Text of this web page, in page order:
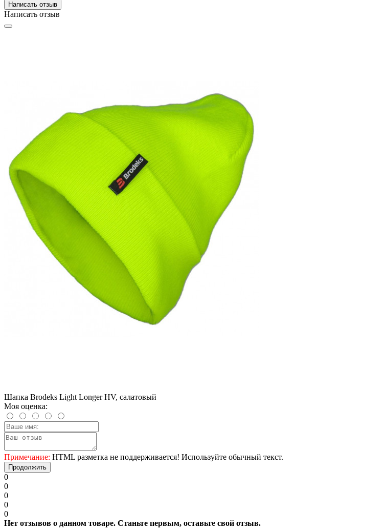
Написать отзыв
Написать отзыв
Шапка Brodeks Light Longer HV, салатовый
Моя оценка:
Примечание: HTML разметка не поддерживается! Используйте обычный текст.
Продолжить
0
0
0
0
0
Нет отзывов о данном товаре. Станьте первым, оставьте свой отзыв.